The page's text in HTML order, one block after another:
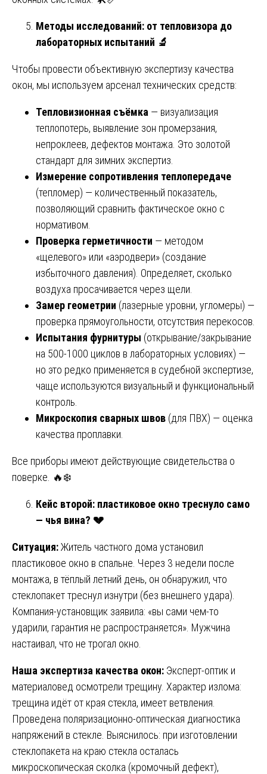
Методы исследований: от тепловизора до
лабораторных испытаний 🔬
Чтобы провести объективную экспертизу качества
окон, мы используем арсенал технических средств:
Тепловизионная съёмка — визуализация
теплопотерь, выявление зон промерзания,
непроклеев, дефектов монтажа. Это золотой
стандарт для зимних экспертиз.
Измерение сопротивления теплопередаче
(тепломер) — количественный показатель,
позволяющий сравнить фактическое окно с
нормативом.
Проверка герметичности — методом
«щелевого» или «аэродвери» (создание
избыточного давления). Определяет, сколько
воздуха просачивается через щели.
Замер геометрии (лазерные уровни, угломеры) —
проверка прямоугольности, отсутствия перекосов.
Испытания фурнитуры (открывание/закрывание
на 500-1000 циклов в лабораторных условиях) —
но это редко применяется в судебной экспертизе,
чаще используются визуальный и функциональный
контроль.
Микроскопия сварных швов (для ПВХ) — оценка
качества проплавки.
Все приборы имеют действующие свидетельства о
поверке. 🔥❄️
Кейс второй: пластиковое окно треснуло само
— чья вина? 💔
Ситуация:Житель частного дома установил
пластиковое окно в спальне. Через 3 недели после
монтажа, в тёплый летний день, он обнаружил, что
стеклопакет треснул изнутри (без внешнего удара).
Компания-установщик заявила: «вы сами чем-то
ударили, гарантия не распространяется». Мужчина
настаивал, что не трогал окно.
Наша экспертиза качества окон: Эксперт-оптик и
материаловед осмотрели трещину. Характер излома:
трещина идёт от края стекла, имеет ветвления.
Проведена поляризационно-оптическая диагностика
напряжений в стекле. Выяснилось: при изготовлении
стеклопакета на краю стекла осталась
микроскопическая сколка (кромочный дефект),